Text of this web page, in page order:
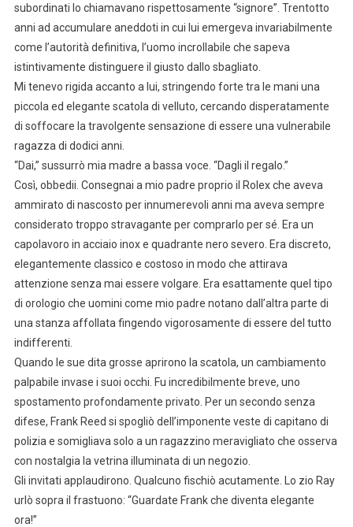
subordinati lo chiamavano rispettosamente “signore”. Trentotto
anni ad accumulare aneddoti in cui lui emergeva invariabilmente
come l’autorità definitiva, l’uomo incrollabile che sapeva
istintivamente distinguere il giusto dallo sbagliato.
Mi tenevo rigida accanto a lui, stringendo forte tra le mani una
piccola ed elegante scatola di velluto, cercando disperatamente
di soffocare la travolgente sensazione di essere una vulnerabile
ragazza di dodici anni.
“Dai,” sussurrò mia madre a bassa voce. “Dagli il regalo.”
Così, obbedii. Consegnai a mio padre proprio il Rolex che aveva
ammirato di nascosto per innumerevoli anni ma aveva sempre
considerato troppo stravagante per comprarlo per sé. Era un
capolavoro in acciaio inox e quadrante nero severo. Era discreto,
elegantemente classico e costoso in modo che attirava
attenzione senza mai essere volgare. Era esattamente quel tipo
di orologio che uomini come mio padre notano dall’altra parte di
una stanza affollata fingendo vigorosamente di essere del tutto
indifferenti.
Quando le sue dita grosse aprirono la scatola, un cambiamento
palpabile invase i suoi occhi. Fu incredibilmente breve, uno
spostamento profondamente privato. Per un secondo senza
difese, Frank Reed si spogliò dell’imponente veste di capitano di
polizia e somigliava solo a un ragazzino meravigliato che osserva
con nostalgia la vetrina illuminata di un negozio.
Gli invitati applaudirono. Qualcuno fischiò acutamente. Lo zio Ray
urlò sopra il frastuono: “Guardate Frank che diventa elegante
ora!”